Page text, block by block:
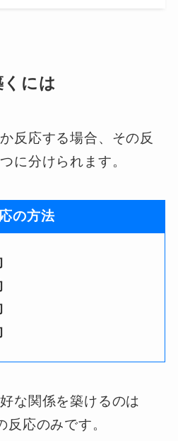
には
反応する場合、その反
に分けられます。
の方法
な関係を築けるのは
反応のみです。